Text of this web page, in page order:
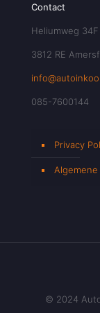
Contact
Heliumweg 34F
3812 RE
085-7600144
Privacy
© 2024